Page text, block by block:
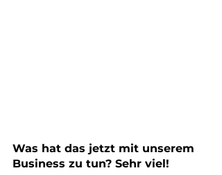
Was hat das jetzt mit unserem
Business zu tun? Sehr viel!